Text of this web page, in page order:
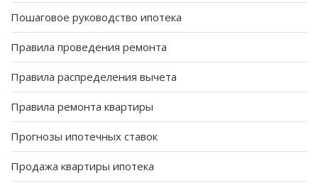
Пошаговое руководство ипотека
Правила проведения ремонта
Правила распределения вычета
Правила ремонта квартиры
Прогнозы ипотечных ставок
Продажа квартиры ипотека